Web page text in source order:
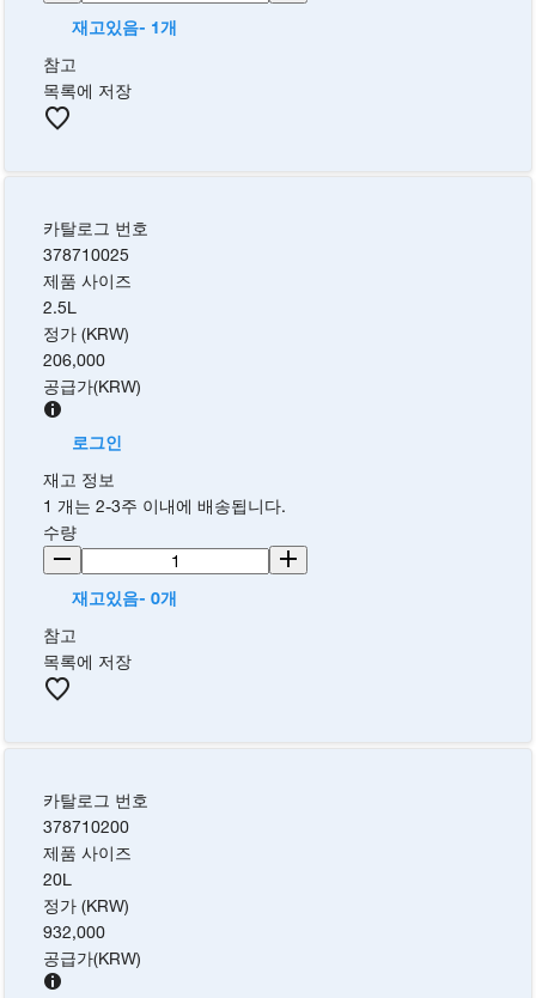
재고있음- 1개
참고
목록에 저장
카탈로그 번호
378710025
제품 사이즈
2.5L
정가 (KRW)
206,000
공급가(KRW)
로그인
재고 정보
1 개는 2-3주 이내에 배송됩니다.
수량
재고있음- 0개
참고
목록에 저장
카탈로그 번호
378710200
제품 사이즈
20L
정가 (KRW)
932,000
공급가(KRW)